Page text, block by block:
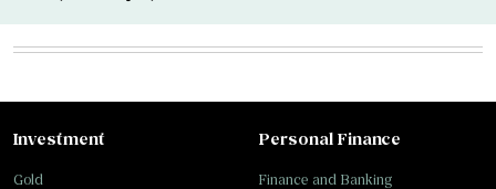
Investment
Gold
Personal Finance
Finance and Banking